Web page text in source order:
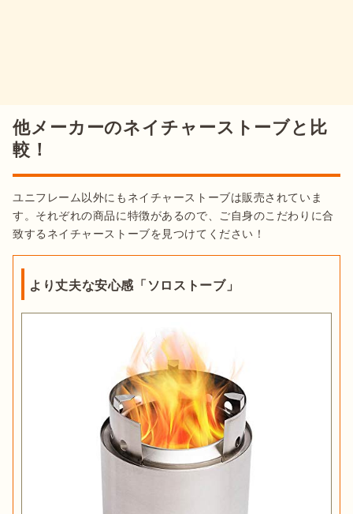
他メーカーのネイチャーストーブと比
較！
ユニフレーム以外にもネイチャーストーブは販売されていま
す。それぞれの商品に特徴があるので、ご自身のこだわりに合
致するネイチャーストーブを見つけてください！
より丈夫な安心感「ソロストーブ」